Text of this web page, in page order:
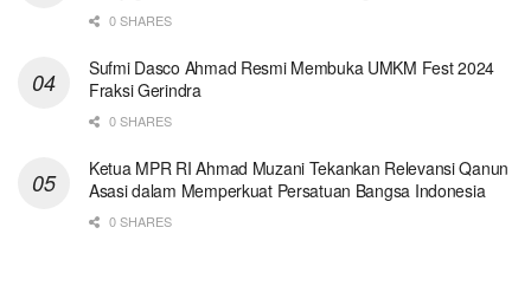
0 SHARES
Sufmi Dasco Ahmad Resmi Membuka UMKM Fest 2024
Fraksi Gerindra
0 SHARES
Ketua MPR RI Ahmad Muzani Tekankan Relevansi Qanun
Asasi dalam Memperkuat Persatuan Bangsa Indonesia
0 SHARES